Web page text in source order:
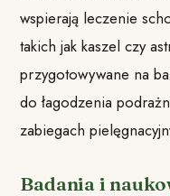
wspierają leczenie
takich jak kaszel czy
przygotowywane na
do łagodzenia
zabiegach
Badania i